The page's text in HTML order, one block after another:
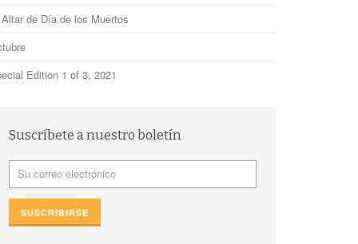
de Día de los Muertos
Edition 1 of 3, 2021
Suscríbete a nuestro boletín